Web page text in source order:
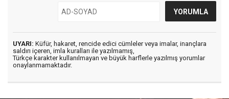
UYARI: Küfür, hakaret, rencide edici cümleler veya imalar, inançlara
saldırı içeren, imla kuralları ile yazılmamış,
Türkçe karakter kullanılmayan ve büyük harflerle yazılmış yorumlar
onaylanmamaktadır.